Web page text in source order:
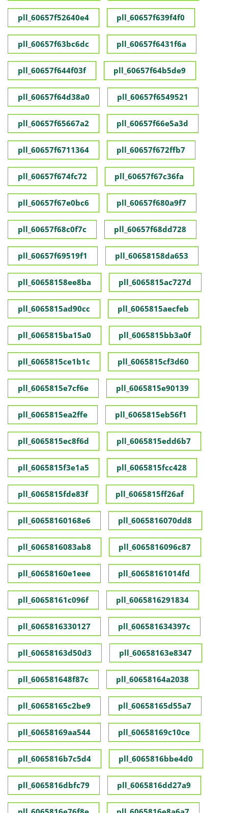
pll_60657f52640e4 pll_60657f639f4f0
pll_60657f63bc6dc pll_60657f6431f6a
pll_60657f644f03f pll_60657f64b5de9
pll_60657f64d38a0 pll_60657f6549521
pll_60657f65667a2 pll_60657f66e5a3d
pll_60657f6711364 pll_60657f672ffb7
pll_60657f674fc72 pll_60657f67c36fa
pll_60657f67e0bc6 pll_60657f680a9f7
pll_60657f68c0f7c pll_60657f68dd728
pll_60657f69519f1 pll_60658158da653
pll_60658158ee8ba pll_6065815ac727d
pll_6065815ad90cc pll_6065815aecfeb
pll_6065815ba15a0 pll_6065815bb3a0f
pll_6065815ce1b1c pll_6065815cf3d60
pll_6065815e7cf6e pll_6065815e90139
pll_6065815ea2ffe pll_6065815eb56f1
pll_6065815ec8f6d pll_6065815edd6b7
pll_6065815f3e1a5 pll_6065815fcc428
pll_6065815fde83f pll_6065815ff26af
pll_60658160168e6 pll_6065816070dd8
pll_6065816083ab8 pll_6065816096c87
pll_60658160e1eee pll_60658161014fd
pll_60658161c096f pll_6065816291834
pll_6065816330127 pll_606581634397c
pll_60658163d50d3 pll_60658163e8347
pll_606581648f87c pll_60658164a2038
pll_60658165c2be9 pll_60658165d55a7
pll_60658169aa544 pll_60658169c10ce
pll_6065816b7c5d4 pll_6065816bbe4d0
pll_6065816dbfc79 pll_6065816dd27a9